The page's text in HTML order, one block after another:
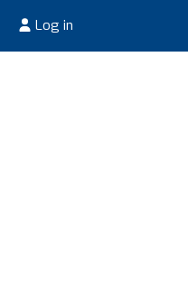
Log in